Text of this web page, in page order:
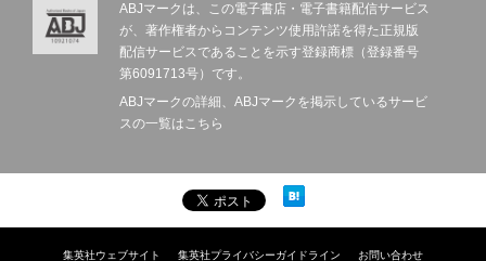
ABJマークは、この電子書店・電子書籍配信サービス
が、著作権者からコンテンツ使用許諾を得た正規版
配信サービスであることを示す登録商標（登録番号
第6091713号）です。
ABJマークの詳細、ABJマークを掲示しているサービ
スの一覧はこちら
集英社ウェブサイト 集英社プライバシーガイドライン お問い合わせ